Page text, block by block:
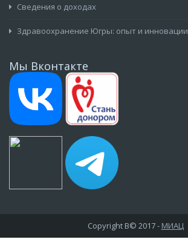
Сведения о доходах
Здравоохранение Югры: опыт и инновации
Мы Вконтакте
Copyright В© 2017 - МИАЦ